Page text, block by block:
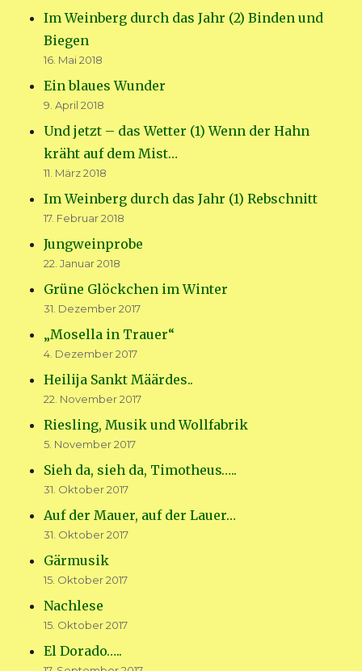
Im Weinberg durch das Jahr (2) Binden und
Biegen
16. Mai 2018
Ein blaues Wunder
9. April 2018
Und jetzt – das Wetter (1) Wenn der Hahn
kräht auf dem Mist…
11. März 2018
Im Weinberg durch das Jahr (1) Rebschnitt
17. Februar 2018
Jungweinprobe
22. Januar 2018
Grüne Glöckchen im Winter
31. Dezember 2017
„Mosella in Trauer“
4. Dezember 2017
Heilija Sankt Määrdes..
22. November 2017
Riesling, Musik und Wollfabrik
5. November 2017
Sieh da, sieh da, Timotheus…..
31. Oktober 2017
Auf der Mauer, auf der Lauer…
31. Oktober 2017
Gärmusik
15. Oktober 2017
Nachlese
15. Oktober 2017
El Dorado…..